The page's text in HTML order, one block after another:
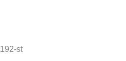
stSorditud